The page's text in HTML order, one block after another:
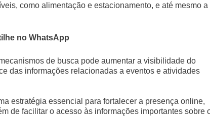
como alimentação e estacionamento, e até mesmo a
no WhatsApp
de busca pode aumentar a visibilidade do
das informações relacionadas a eventos e atividades
estratégia essencial para fortalecer a presença online,
de facilitar o acesso às informações importantes sobre